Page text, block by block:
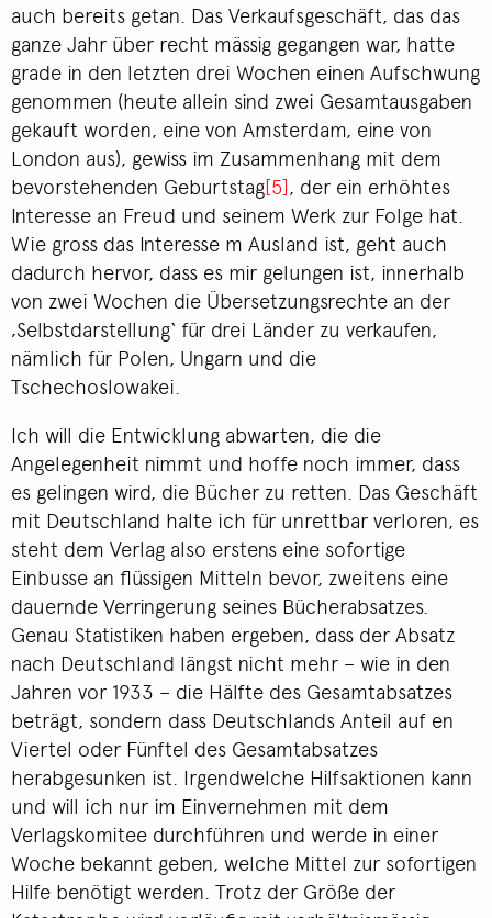
auch bereits getan. Das Verkaufsgeschäft, das das
ganze Jahr über recht mässig gegangen war, hatte
grade in den letzten drei Wochen einen Aufschwung
genommen (heute allein sind zwei Gesamtausgaben
gekauft worden, eine von Amsterdam, eine von
London aus), gewiss im Zusammenhang mit dem
bevorstehenden Geburtstag[5], der ein erhöhtes
Interesse an Freud und seinem Werk zur Folge hat.
Wie gross das Interesse m Ausland ist, geht auch
dadurch hervor, dass es mir gelungen ist, innerhalb
von zwei Wochen die Übersetzungsrechte an der
‚Selbstdarstellung‘ für drei Länder zu verkaufen,
nämlich für Polen, Ungarn und die
Tschechoslowakei.
Ich will die Entwicklung abwarten, die die
Angelegenheit nimmt und hoffe noch immer, dass
es gelingen wird, die Bücher zu retten. Das Geschäft
mit Deutschland halte ich für unrettbar verloren, es
steht dem Verlag also erstens eine sofortige
Einbusse an flüssigen Mitteln bevor, zweitens eine
dauernde Verringerung seines Bücherabsatzes.
Genau Statistiken haben ergeben, dass der Absatz
nach Deutschland längst nicht mehr – wie in den
Jahren vor 1933 – die Hälfte des Gesamtabsatzes
beträgt, sondern dass Deutschlands Anteil auf en
Viertel oder Fünftel des Gesamtabsatzes
herabgesunken ist. Irgendwelche Hilfsaktionen kann
und will ich nur im Einvernehmen mit dem
Verlagskomitee durchführen und werde in einer
Woche bekannt geben, welche Mittel zur sofortigen
Hilfe benötigt werden. Trotz der Größe der